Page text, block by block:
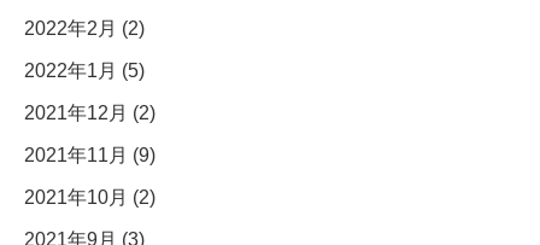
2022年2月 (2)
2022年1月 (5)
2021年12月 (2)
2021年11月 (9)
2021年10月 (2)
2021年9月 (3)